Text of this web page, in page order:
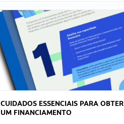
CUIDADOS ESSENCIAIS PARA OBTER
UM FINANCIAMENTO